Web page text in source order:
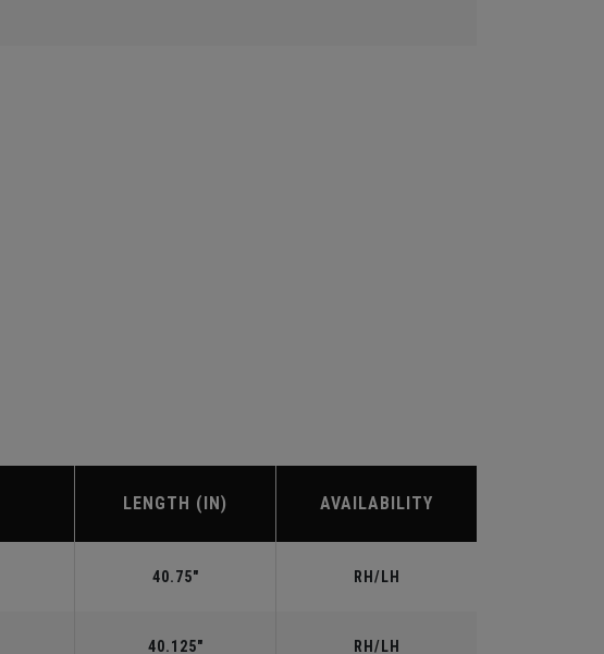
LENGTH (IN) AVAILABILITY
40.75" RH/LH
40.125" RH/LH